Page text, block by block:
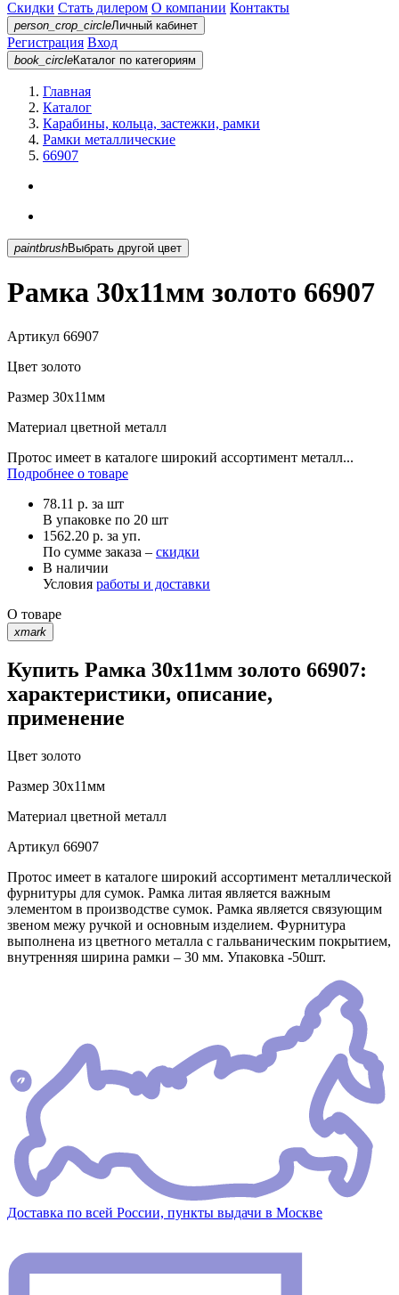
Скидки Стать дилером О компании Контакты
person_crop_circleЛичный кабинет
Регистрация Вход
book_circleКаталог по категориям
Главная
Каталог
Карабины, кольца, застежки, рамки
Рамки металлические
66907
paintbrush Выбрать другой цвет
Рамка 30х11мм золото 66907
Артикул 66907
Цвет золото
Размер 30х11мм
Материал цветной металл
Протос имеет в каталоге широкий ассортимент металл...
Подробнее о товаре
78.11 р. за шт
В упаковке по 20 шт
1562.20 р. за уп.
По сумме заказа – скидки
В наличии
Условия работы и доставки
О товаре
xmark
Купить Рамка 30х11мм золото 66907:
характеристики, описание,
применение
Цвет золото
Размер 30х11мм
Материал цветной металл
Артикул 66907
Протос имеет в каталоге широкий ассортимент металлической
фурнитуры для сумок. Рамка литая является важным
элементом в производстве сумок. Рамка является связующим
звеном межу ручкой и основным изделием. Фурнитура
выполнена из цветного металла с гальваническим покрытием,
внутренняя ширина рамки – 30 мм. Упаковка -50шт.
Доставка по всей России, пункты выдачи в Москве